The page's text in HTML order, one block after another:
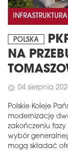
INFRASTRUKTURA
POLSKA
NA
schedule 04 sierpnia
Polskie Koleje
modernizację
zakończeniu fazy
wybór
mogą składać